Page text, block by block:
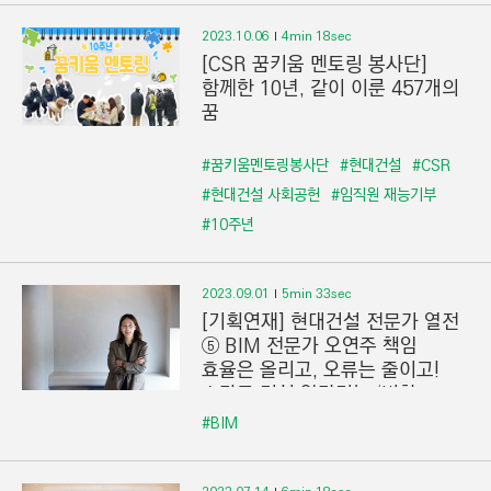
2023.10.06 4min 18sec
[CSR 꿈키움 멘토링 봉사단]
함께한 10년, 같이 이룬 457개의
꿈
#꿈키움멘토링봉사단 #현대건설 #CSR
#현대건설 사회공헌 #임직원 재능기부
#10주년
2023.09.01 5min 33sec
[기획연재] 현대건설 전문가 열전
⑤ BIM 전문가 오연주 책임
효율은 올리고, 오류는 줄이고!
스마트 건설 앞당기는 ‘변화
촉진자’
#BIM